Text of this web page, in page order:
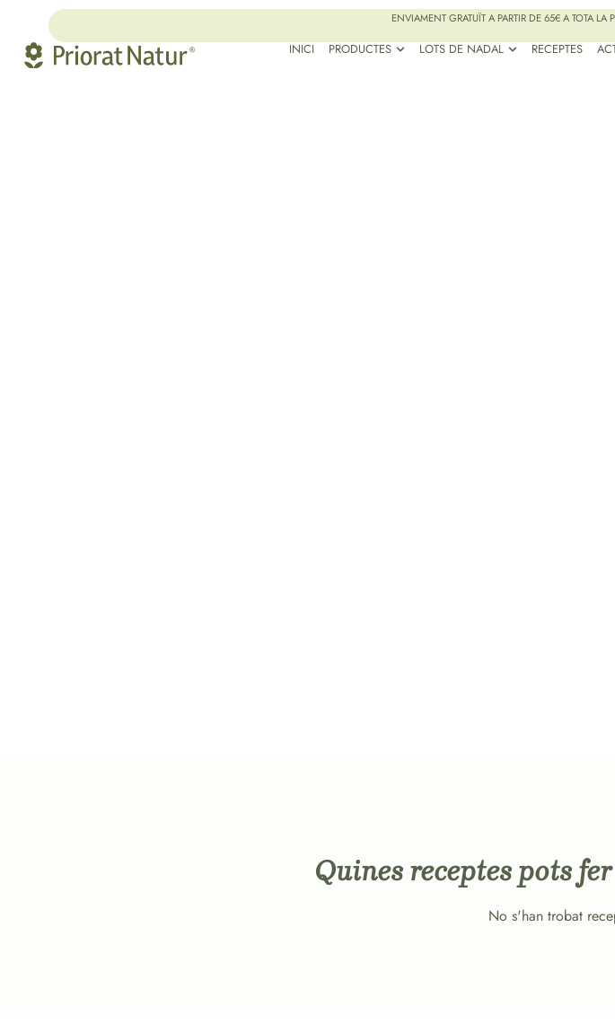
ENVIAMENT GRATUÏT A PARTIR DE 65€ A TOTA
INICI
PRODUCTES LOTS DE NADAL RECEPTES
Quines receptes pots
No s'han trobat